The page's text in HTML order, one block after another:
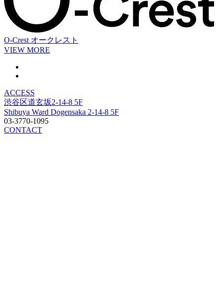
O-Crest オークレスト
VIEW MORE
ACCESS
渋谷区道玄坂2-14-8 5F
Shibuya Ward Dogensaka 2-14-8 5F
03-3770-1095
CONTACT